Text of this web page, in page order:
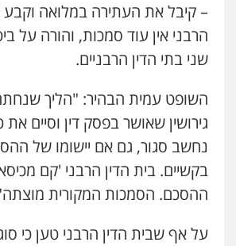
– קיבל את העתירה במלואה וקבע
הרבני אין עוד סמכות, והורה על
שני בתי הדין הרבניים.
השופט עמית הבהיר: "הליך
גירושין שאושר בפסק דין וסיים
נחשב סגור, גם אם יישומו של
בקשיים. בית הדין הרבני 'קם
ההסכם. הסמכות המקורית
על אף שבית הדין הרבני טען כי